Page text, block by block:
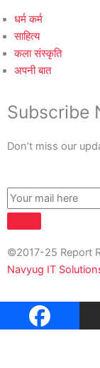
धर्म कर्म
साहित्य
कला संस्कृति
अपनी बात
Subscribe
Don’t miss our
©2017-25 Report
Navyug IT
About Us